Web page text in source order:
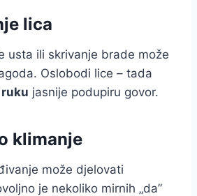
lica
usta ili skrivanje brade može
Oslobodi lice – tada
jasnije podupiru govor.
klimanje
može djelovati
je nekoliko mirnih „da”